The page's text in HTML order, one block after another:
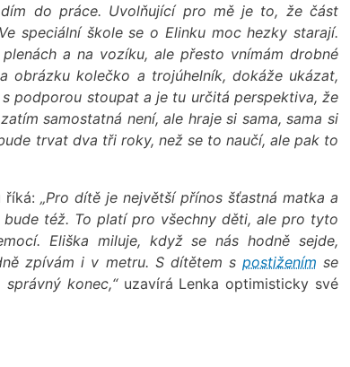
do práce. Uvolňující pro mě je to, že část
speciální škole se o Elinku moc hezky starají.
a na vozíku, ale přesto vnímám drobné
obrázku kolečko a trojúhelník, dokáže ukázat,
podporou stoupat a je tu určitá perspektiva, že
samostatná není, ale hraje si sama, sama si
trvat dva tři roky, než se to naučí, ale pak to
říká:„Pro dítě je největší přínos šťastná matka a
též. To platí pro všechny děti, ale pro tyto
Eliška miluje, když se nás hodně sejde,
zpívám i v metru. S dítětem s postižením se
konec,“uzavírá Lenka optimisticky své